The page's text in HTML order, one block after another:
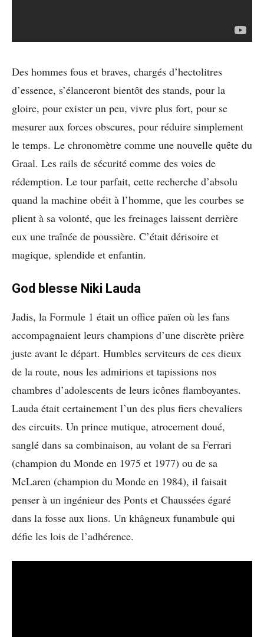
Des hommes fous et braves, chargés d’hectolitres
d’essence, s’élanceront bientôt des stands, pour la
gloire, pour exister un peu, vivre plus fort, pour se
mesurer aux forces obscures, pour réduire simplement
le temps. Le chronomètre comme une nouvelle quête du
Graal. Les rails de sécurité comme des voies de
rédemption. Le tour parfait, cette recherche d’absolu
quand la machine obéit à l’homme, que les courbes se
plient à sa volonté, que les freinages laissent derrière
eux une traînée de poussière. C’était dérisoire et
magique, splendide et enfantin.
God blesse Niki Lauda
Jadis, la Formule 1 était un office païen où les fans
accompagnaient leurs champions d’une discrète prière
juste avant le départ. Humbles serviteurs de ces dieux
de la route, nous les admirions et tapissions nos
chambres d’adolescents de leurs icônes flamboyantes.
Lauda était certainement l’un des plus fiers chevaliers
des circuits. Un prince mutique, atrocement doué,
sanglé dans sa combinaison, au volant de sa Ferrari
(champion du Monde en 1975 et 1977) ou de sa
McLaren (champion du Monde en 1984), il faisait
penser à un ingénieur des Ponts et Chaussées égaré
dans la fosse aux lions. Un khâgneux funambule qui
défie les lois de l’adhérence.